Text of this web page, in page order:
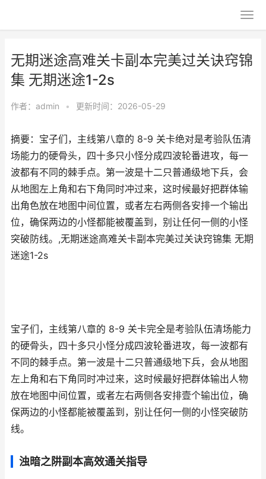
无期迷途高难关卡副本完美过关诀窍锦
集 无期迷途1-2s
作者： admin • 更新时间：2026-05-29
摘要：宝子们，主线第八章的 8-9 关卡绝对是考验队伍清
场能力的硬骨头，四十多只小怪分成四波轮番进攻，每一
波都有不同的棘手点。第一波是十二只普通级地下兵，会
从地图左上角和右下角同时冲过来，这时候最好把群体输
出角色放在地图中间位置，或者左右两侧各安排一个输出
位，确保两边的小怪都能被覆盖到，别让任何一侧的小怪
突破防线。,无期迷途高难关卡副本完美过关诀窍锦集 无期
迷途1-2s
宝子们，主线第八章的 8-9 关卡完全是考验队伍清场能力
的硬骨头，四十多只小怪分成四波轮番进攻，每一波都有
不同的棘手点。第一波是十二只普通级地下兵，会从地图
左上角和右下角同时冲过来，这时候最好把群体输出人物
放在地图中间位置，或者左右两侧各安排壹个输出位，确
保两边的小怪都能被覆盖到，别让任何一侧的小怪突破防
线。
浊暗之阱副本高效通关指导